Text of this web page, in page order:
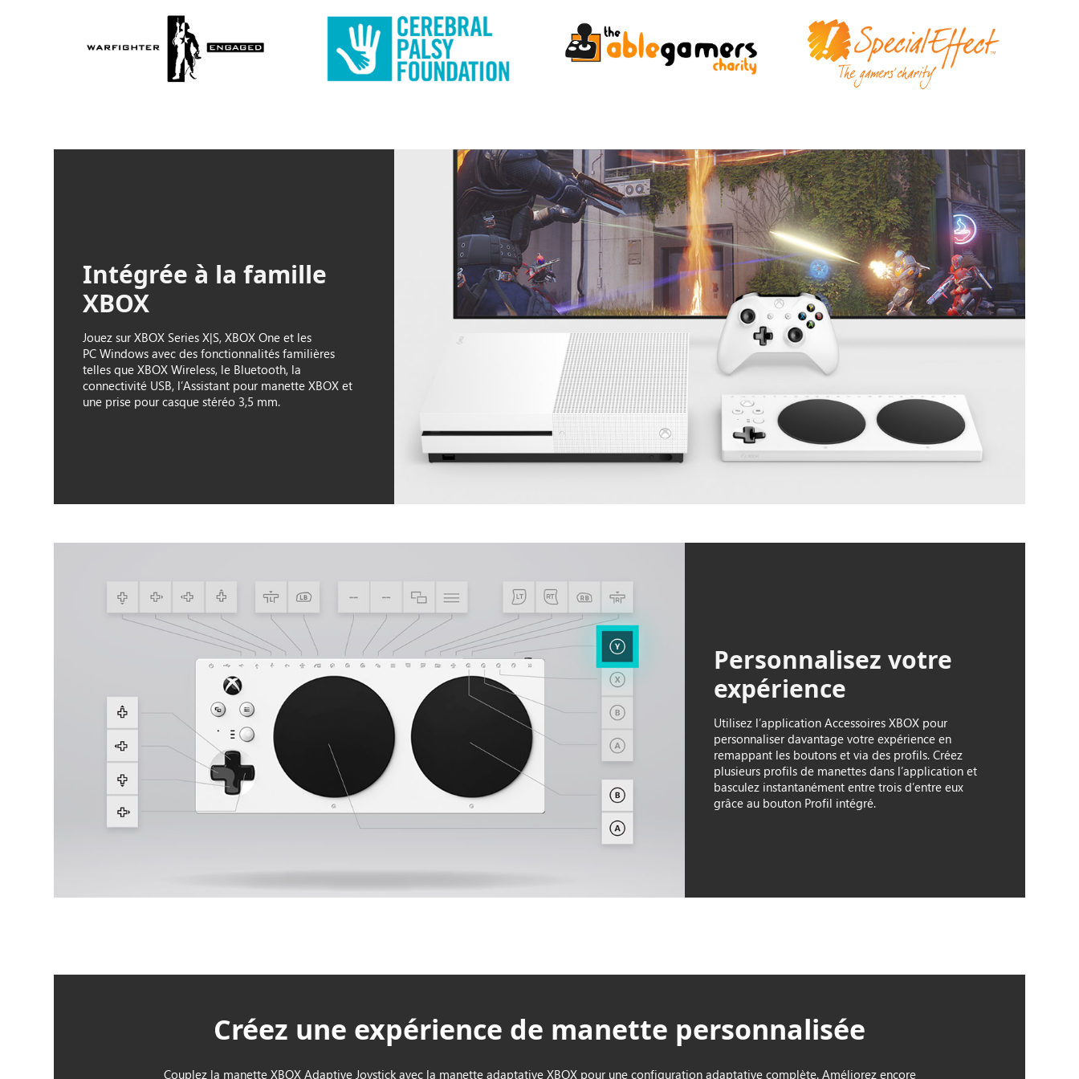
Intégrée à la famille
XBOX
Jouez sur XBOX Series X|S, XBOX One et les
PC Windows avec des fonctionnalités familières
telles que XBOX Wireless, le Bluetooth, la
connectivité USB, l’Assistant pour manette XBOX et
une prise pour casque stéréo 3,5 mm.
Personnalisez votre
expérience
Utilisez l’application Accessoires XBOX pour
personnaliser davantage votre expérience en
remappant les boutons et via des profils. Créez
plusieurs profils de manettes dans l’application et
basculez instantanément entre trois d’entre eux
grâce au bouton Profil intégré.
Créez une expérience de manette personnalisée
Couplez la manette XBOX Adaptive Joystick avec la manette adaptative XBOX pour une configuration adaptative complète. Améliorez encore